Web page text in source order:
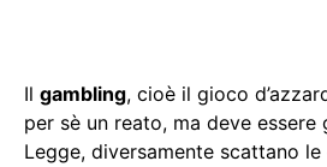
Il gambling, cioè il gioco
per sè un reato, ma deve
Legge, diversamente scattano le